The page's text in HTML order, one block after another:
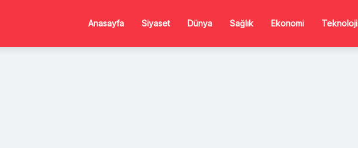
Anasayfa Siyaset Dünya Sağlık Ekonomi Teknoloji